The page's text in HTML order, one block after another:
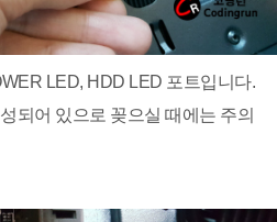
LED, HDD LED 포트입니다.
되어 있으로 꽂으실 때에는 주의